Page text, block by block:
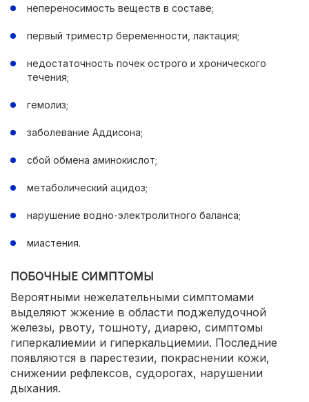
непереносимость веществ в составе;
первый триместр беременности, лактация;
недостаточность почек острого и хронического
течения;
гемолиз;
заболевание Аддисона;
сбой обмена аминокислот;
метаболический ацидоз;
нарушение водно-электролитного баланса;
миастения.
ПОБОЧНЫЕ СИМПТОМЫ
Вероятными нежелательными симптомами
выделяют жжение в области поджелудочной
железы, рвоту, тошноту, диарею, симптомы
гиперкалиемии и гиперкальциемии. Последние
появляются в парестезии, покраснении кожи,
снижении рефлексов, судорогах, нарушении
дыхания.